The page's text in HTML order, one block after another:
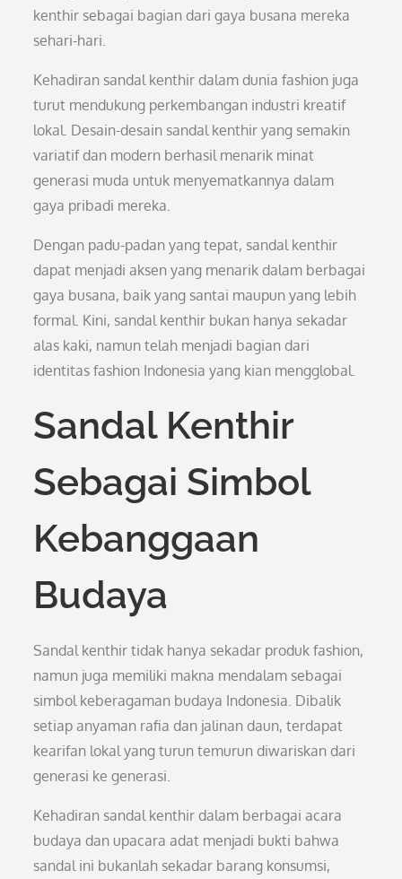
kenthir sebagai bagian dari gaya busana mereka
sehari-hari.
Kehadiran sandal kenthir dalam dunia fashion juga
turut mendukung perkembangan industri kreatif
lokal. Desain-desain sandal kenthir yang semakin
variatif dan modern berhasil menarik minat
generasi muda untuk menyematkannya dalam
gaya pribadi mereka.
Dengan padu-padan yang tepat, sandal kenthir
dapat menjadi aksen yang menarik dalam berbagai
gaya busana, baik yang santai maupun yang lebih
formal. Kini, sandal kenthir bukan hanya sekadar
alas kaki, namun telah menjadi bagian dari
identitas fashion Indonesia yang kian mengglobal.
Sandal Kenthir
Sebagai Simbol
Kebanggaan
Budaya
Sandal kenthir tidak hanya sekadar produk fashion,
namun juga memiliki makna mendalam sebagai
simbol keberagaman budaya Indonesia. Dibalik
setiap anyaman rafia dan jalinan daun, terdapat
kearifan lokal yang turun temurun diwariskan dari
generasi ke generasi.
Kehadiran sandal kenthir dalam berbagai acara
budaya dan upacara adat menjadi bukti bahwa
sandal ini bukanlah sekadar barang konsumsi,